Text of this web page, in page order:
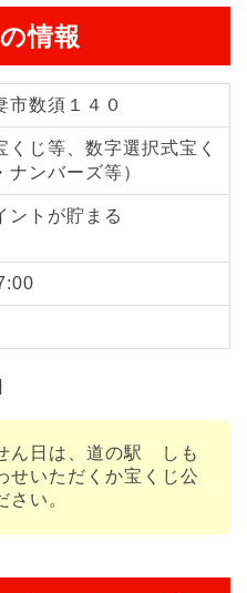
情報
市数須１４０
くじ等、数字選択式宝く
ナンバーズ等）
ントが貯まる
ん日は、道の駅 しも
せいただくか宝くじ公
い。